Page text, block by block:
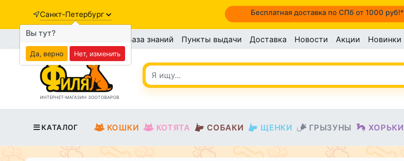
Санкт-Петербург Бесплатная доставка по СПб от 1000 руб!*
База знаний Пункты выдачи Доставка Новости Акции Новинки
ИНТЕРНЕТ-МАГАЗИН ЗООТОВАРОВ
КАТАЛОГ КОШКИ КОТЯТА СОБАКИ ЩЕНКИ ГРЫЗУНЫ ХОРЬКИ
Вы тут?
Да, верно Нет, изменить